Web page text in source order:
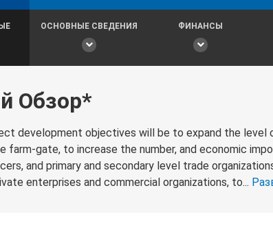
ОСНОВНЫЕ СВЕДЕНИЯ ФИНАНСЫ
Обзор*
development objectives will be to expand the
farm-gate, to increase the number, and economic
and primary and secondary level trade
enterprises and commercial organizations, to...